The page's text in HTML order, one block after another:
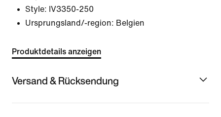
Style: IV3350-250
Ursprungsland/-region: Belgien
Produktdetails anzeigen
Versand & Rücksendung